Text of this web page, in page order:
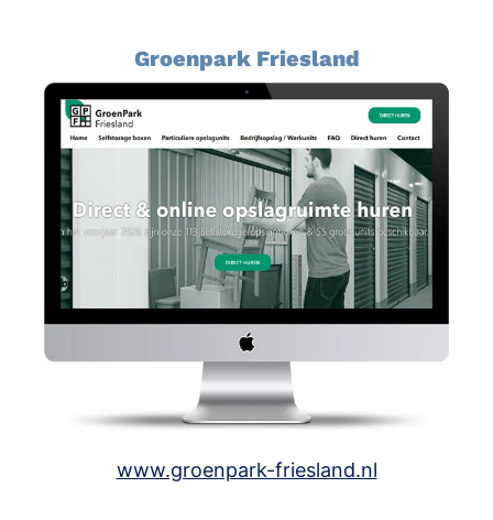
Groenpark Friesland
www.groenpark-friesland.nl